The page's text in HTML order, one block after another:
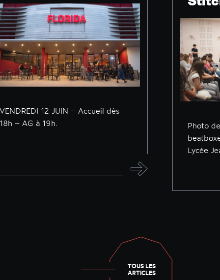
VENDREDI 12 JUIN – Accueil dès
18h – AG à 19h.
Photo
Lycée
TOUS LES
ARTICLES